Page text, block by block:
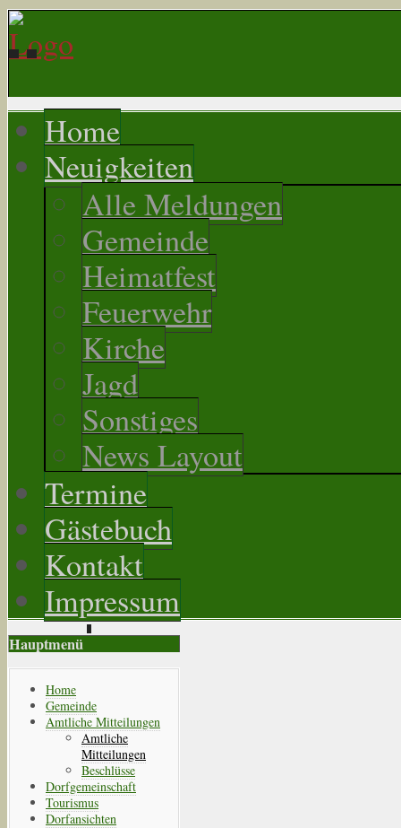
Home
Neuigkeiten
Alle Meldungen
Gemeinde
Heimatfest
Feuerwehr
Kirche
Jagd
Sonstiges
News Layout
Termine
Gästebuch
Kontakt
Impressum
Hauptmenü
Home
Gemeinde
Amtliche Mitteilungen
Amtliche
Mitteilungen
Beschlüsse
Dorfgemeinschaft
Tourismus
Dorfansichten